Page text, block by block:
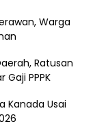
Warga
Ratusan
PPPK
Kanada Usai